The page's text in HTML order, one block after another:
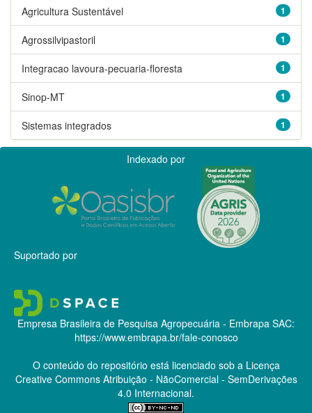
1
Agricultura Sustentável
1
Agrossilvipastoril
1
Integracao lavoura-pecuaria-floresta
1
Sinop-MT
1
Sistemas integrados
Indexado por
Suportado por
Empresa Brasileira de Pesquisa Agropecuária - Embrapa SAC:
https://www.embrapa.br/fale-conosco
O conteúdo do repositório está licenciado sob a Licença
Creative CommonsAtribuição - NãoComercial - SemDerivações
4.0 Internacional.